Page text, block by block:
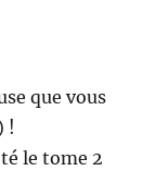
que vous
!
le tome 2